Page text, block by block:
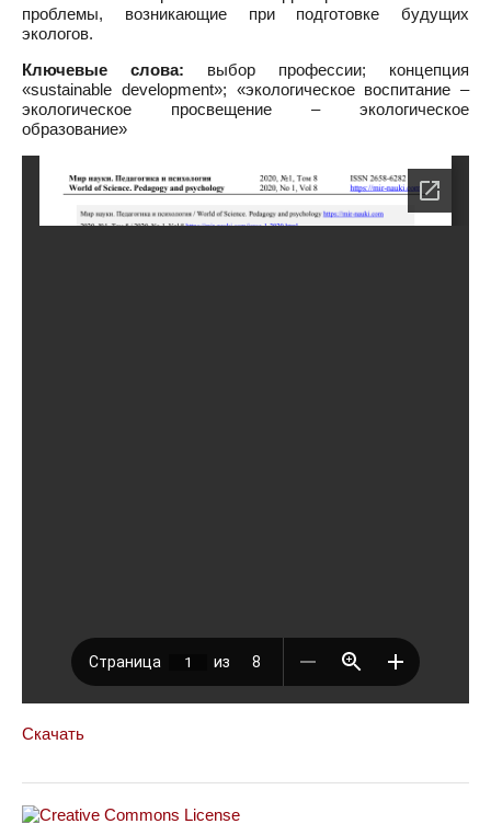
проблемы, возникающие при подготовке будущих
экологов.
Ключевые слова: выбор профессии; концепция
«sustainable development»; «экологическое воспитание –
экологическое просвещение – экологическое
образование»
Скачать